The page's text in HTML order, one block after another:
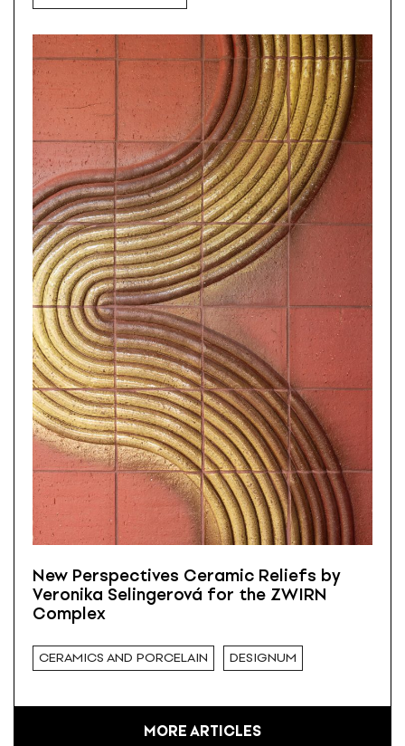
New Perspectives Ceramic Reliefs by
Veronika Selingerová for the ZWIRN
Complex
CERAMICS AND PORCELAIN DESIGNUM
MORE ARTICLES